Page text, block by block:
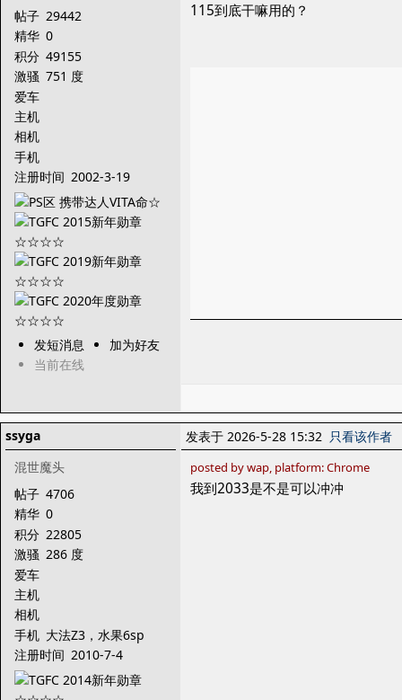
帖子 29442
精华 0
积分 49155
激骚 751 度
爱车
主机
相机
手机
注册时间 2002-3-19
发短消息
加为好友
当前在线
115到底干嘛用的？
ssyga
混世魔头
帖子 4706
精华 0
积分 22805
激骚 286 度
爱车
主机
相机
手机 大法Z3，水果6sp
注册时间 2010-7-4
发表于 2026-5-28 15:32 只看该作者
posted by wap, platform: Chrome
我到2033是不是可以冲冲